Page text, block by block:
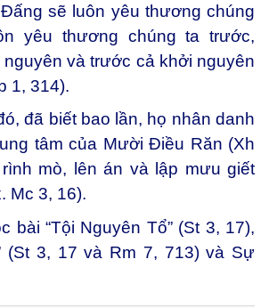
sẽ luôn yêu thương chúng
yêu thương chúng ta trước,
và trước cả khởi nguyên
1, 314).
đã biết bao lần, họ nhân danh
tâm của Mười Điều Răn (Xh
mò, lên án và lập mưu giết
Mc 3, 16).
bài “Tội Nguyên Tổ” (St 3, 17),
(St 3, 17 và Rm 7, 713) và Sự